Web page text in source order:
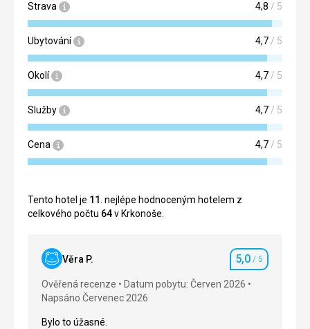
Strava 4,8 / 5
Ubytování 4,7/ 5
Okolí 4,7/ 5
Služby 4,7/ 5
Cena 4,7/ 5
Tento hotel je 11. nejlépe hodnoceným hotelem z
celkového počtu 64v Krkonoše.
Věra P. Hodnocení
5,0 / 5
Ověřená recenze
Datum pobytu: Červen 2026
Napsáno Červenec 2026
Bylo to úžasné.